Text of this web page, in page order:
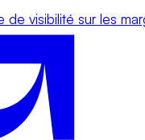
de visibilité sur les